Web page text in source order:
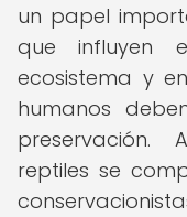
un papel
que influyen
ecosistema y
humanos
reptiles se